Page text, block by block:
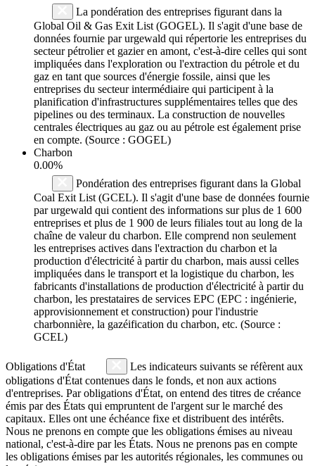
La pondération des entreprises figurant dans la
Global Oil & Gas Exit List (GOGEL). Il s'agit d'une base de
données fournie par urgewald qui répertorie les entreprises du
secteur pétrolier et gazier en amont, c'est-à-dire celles qui sont
impliquées dans l'exploration ou l'extraction du pétrole et du
gaz en tant que sources d'énergie fossile, ainsi que les
entreprises du secteur intermédiaire qui participent à la
planification d'infrastructures supplémentaires telles que des
pipelines ou des terminaux. La construction de nouvelles
centrales électriques au gaz ou au pétrole est également prise
en compte. (Source : GOGEL)
Charbon
0.00%
Pondération des entreprises figurant dans la Global
Coal Exit List (GCEL). Il s'agit d'une base de données fournie
par urgewald qui contient des informations sur plus de 1 600
entreprises et plus de 1 900 de leurs filiales tout au long de la
chaîne de valeur du charbon. Elle comprend non seulement
les entreprises actives dans l'extraction du charbon et la
production d'électricité à partir du charbon, mais aussi celles
impliquées dans le transport et la logistique du charbon, les
fabricants d'installations de production d'électricité à partir du
charbon, les prestataires de services EPC (EPC : ingénierie,
approvisionnement et construction) pour l'industrie
charbonnière, la gazéification du charbon, etc. (Source :
GCEL)
Obligations d'État
Les indicateurs suivants se réfèrent aux
obligations d'État contenues dans le fonds, et non aux actions
d'entreprises. Par obligations d'État, on entend des titres de créance
émis par des États qui empruntent de l'argent sur le marché des
capitaux. Elles ont une échéance fixe et distribuent des intérêts.
Nous ne prenons en compte que les obligations émises au niveau
national, c'est-à-dire par les États. Nous ne prenons pas en compte
les obligations émises par les autorités régionales, les communes ou